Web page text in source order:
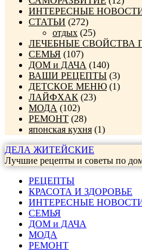
ИНТЕРЕСНЫЕ
СТАТЬИ (272)
отдых (25)
ЛЕЧЕБНЫЕ СВОЙСТВА
СЕМЬЯ (107)
ДОМ и ДАЧА (140)
ВАШИ РЕЦЕПТЫ (3)
ДЕТСКОЕ МЕНЮ (1)
ЛАЙФХАК (23)
МОДА (102)
РЕМОНТ (28)
японская кухня (1)
ДЕЛА ЖИТЕЙСКИЕ
Лучшие рецепты и советы по
РЕЦЕПТЫ
КРАСОТА И ЗДОРОВЬЕ
ИНТЕРЕСНЫЕ
СЕМЬЯ
ДОМ и ДАЧА
МОДА
РЕМОНТ